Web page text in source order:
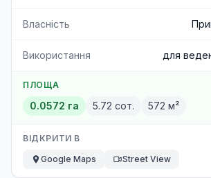
Власність
Використання для
ПЛОЩА
0.0572 га 5.72 сот. 572 м²
ВІДКРИТИ В
Google Maps
Street View